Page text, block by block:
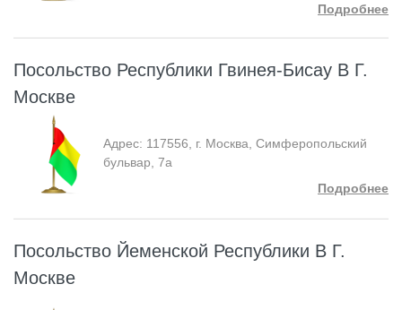
Подробнее
Посольство Республики Гвинея-Бисау В Г.
Москве
Адрес: 117556, г. Москва, Симферопольский
бульвар, 7а
Подробнее
Посольство Йеменской Республики В Г.
Москве